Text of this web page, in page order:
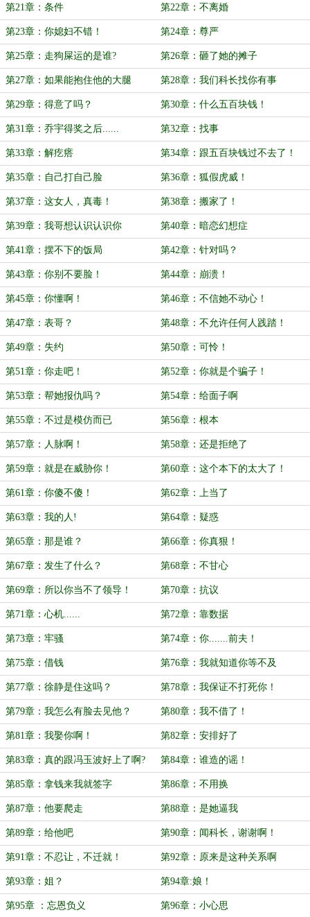
第21章：条件 第22章：不离婚
第23章：你媳妇不错！ 第24章：尊严
第25章：走狗屎运的是谁? 第26章：砸了她的摊子
第27章：如果能抱住他的大腿 第28章：我们科长找你有事
第29章：得意了吗？ 第30章：什么五百块钱！
第31章：乔宇得奖之后...... 第32章：找事
第33章：解疙瘩 第34章：跟五百块钱过不去了！
第35章：自己打自己脸 第36章：狐假虎威！
第37章：这女人，真毒！ 第38章：搬家了！
第39章：我哥想认识认识你 第40章：暗恋幻想症
第41章：摆不下的饭局 第42章：针对吗？
第43章：你别不要脸！ 第44章：崩溃！
第45章：你懂啊！ 第46章：不信她不动心！
第47章：表哥？ 第48章：不允许任何人践踏！
第49章：失约 第50章：可怜！
第51章：你走吧！ 第52章：你就是个骗子！
第53章：帮她报仇吗？ 第54章：给面子啊
第55章：不过是模仿而已 第56章：根本
第57章：人脉啊！ 第58章：还是拒绝了
第59章：就是在威胁你！ 第60章：这个本下的太大了！
第61章：你傻不傻！ 第62章：上当了
第63章：我的人! 第64章：疑惑
第65章：那是谁？ 第66章：你真狠！
第67章：发生了什么？ 第68章：不甘心
第69章：所以你当不了领导！ 第70章：抗议
第71章：心机...... 第72章：靠数据
第73章：牢骚 第74章：你.......前夫！
第75章：借钱 第76章：我就知道你等不及
第77章：徐静是住这吗？ 第78章：我保证不打死你！
第79章：我怎么有脸去见他？ 第80章：我不借了！
第81章：我娶你啊！ 第82章：安排好了
第83章：真的跟冯玉波好上了啊? 第84章：谁造的谣！
第85章：拿钱来我就签字 第86章：不用换
第87章：他要爬走 第88章：是她逼我
第89章：给他吧 第90章：闻科长，谢谢啊！
第91章：不忍让，不迁就！ 第92章：原来是这种关系啊
第93章：姐？ 第94章:娘！
第95章 ：忘恩负义 第96章：小心思